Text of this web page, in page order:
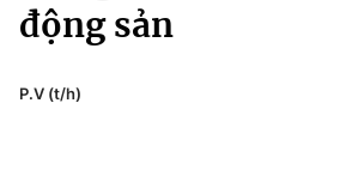
Chính trị
Truyền hình
động sản
P.V (t/h)